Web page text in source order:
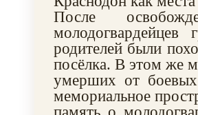
После
родителей были
посёлка. В этом же
умерших от
мемориальное